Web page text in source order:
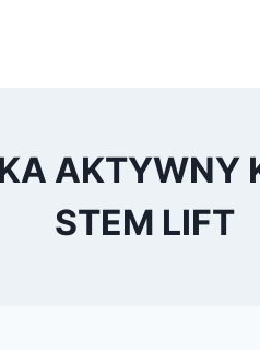
AKTYWNY
STEM LIFT